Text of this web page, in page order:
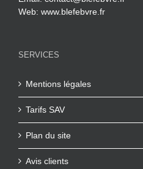
Web: www.blefebvre.fr
SERVICES
Mentions légales
Tarifs SAV
Plan du site
Avis clients